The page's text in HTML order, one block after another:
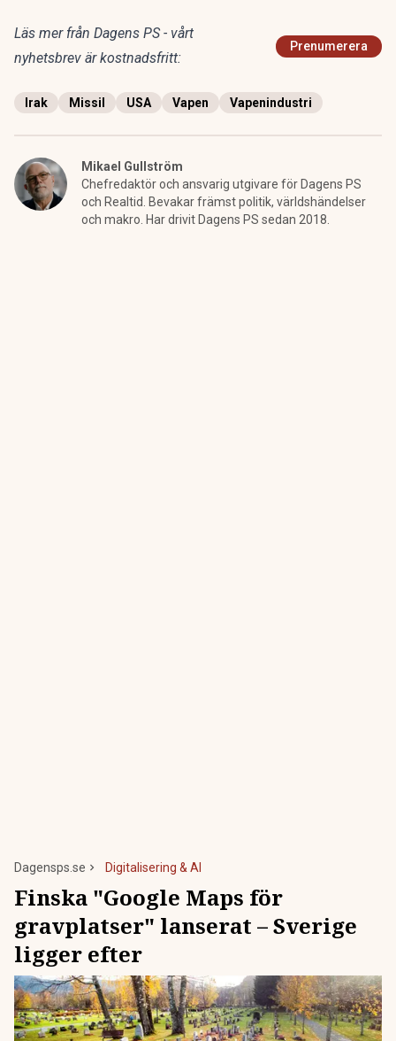
Läs mer från Dagens PS - vårt
nyhetsbrev är kostnadsfritt:
Prenumerera
Irak Missil USA Vapen Vapenindustri
Mikael Gullström
Chefredaktör och ansvarig utgivare för Dagens PS
och Realtid. Bevakar främst politik, världshändelser
och makro. Har drivit Dagens PS sedan 2018.
Dagensps.se Digitalisering & AI
Finska "Google Maps för
gravplatser" lanserat – Sverige
ligger efter